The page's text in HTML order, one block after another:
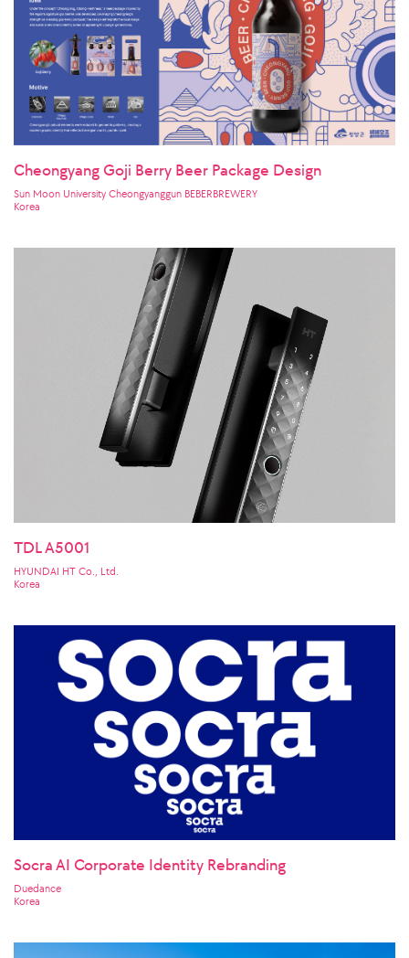
Cheongyang Goji Berry Beer Package Design
Sun Moon University Cheongyanggun BEBERBREWERY
Korea
TDL A5001
HYUNDAI HT Co., Ltd.
Korea
Socra AI Corporate Identity Rebranding
Duedance
Korea